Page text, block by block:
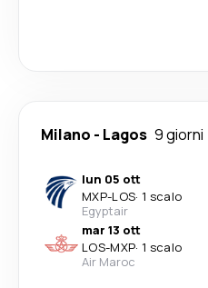
Milano - Lagos 9 giorni
lun 05 ott
MXP-LOS· 1 scalo
Egyptair
mar 13 ott
LOS-MXP· 1 scalo
Air Maroc